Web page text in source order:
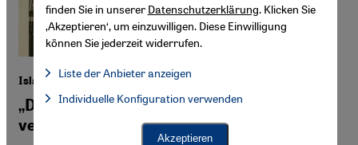
Islamwissenschaftlerin Sabine Schmidtke
„Der Holocaust hat die Islamforschung
verändert“
finden Sie in unserer Datenschutzerklärung. Klicken Sie
‚Akzeptieren‘, um einzuwilligen. Diese Einwilligung
können Sie jederzeit widerrufen.
Liste der Anbieter anzeigen
Facebook Embed / Facebook Connect, Google Maps Embed,
Facebook Embed / Facebook Connect
Individuelle Konfiguration verwenden
Akzeptieren